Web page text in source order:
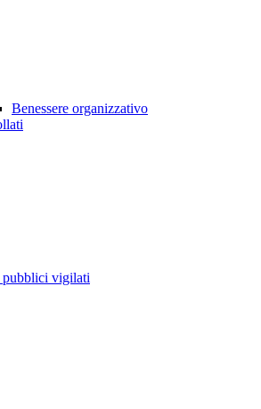
Benessere organizzativo
vigilati